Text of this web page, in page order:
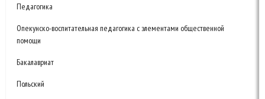
Педагогика
Опекунско-воспитательная педагогика с элементами общественной
помощи
Бакалавриат
Польский